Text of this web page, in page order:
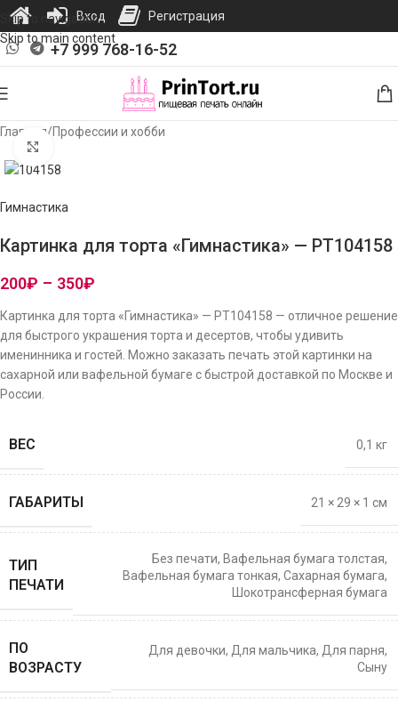
Skip to navigation
Skip to main content
+7 999 768-16-52
Главная/Профессии и хобби
Гимнастика
Картинка для торта «Гимнастика» — PT104158
200₽ – 350₽
Картинка для торта «Гимнастика» — PT104158 — отличное решение
для быстрого украшения торта и десертов, чтобы удивить
именинника и гостей. Можно заказать печать этой картинки на
сахарной или вафельной бумаге с быстрой доставкой по Москве и
России.
ВЕС 0,1 кг
ГАБАРИТЫ 21 × 29 × 1 см
ТИП
ПЕЧАТИ
Без печати, Вафельная бумага толстая,
Вафельная бумага тонкая, Сахарная бумага,
Шокотрансферная бумага
ПО
ВОЗРАСТУ
Для девочки, Для мальчика, Для парня,
Сыну
Вход Регистрация